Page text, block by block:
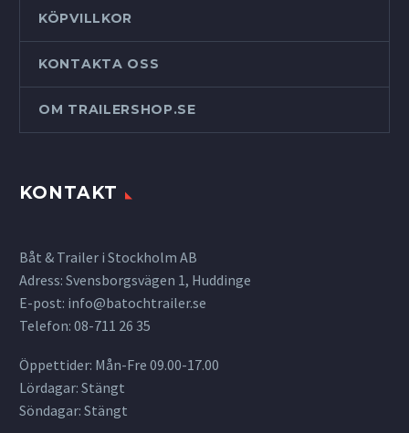
KÖPVILLKOR
KONTAKTA OSS
OM TRAILERSHOP.SE
KONTAKT
Båt & Trailer i Stockholm AB
Adress: Svensborgsvägen 1, Huddinge
E-post: info@batochtrailer.se
Telefon: 08-711 26 35
Öppettider: Mån-Fre 09.00-17.00
Lördagar: Stängt
Söndagar: Stängt